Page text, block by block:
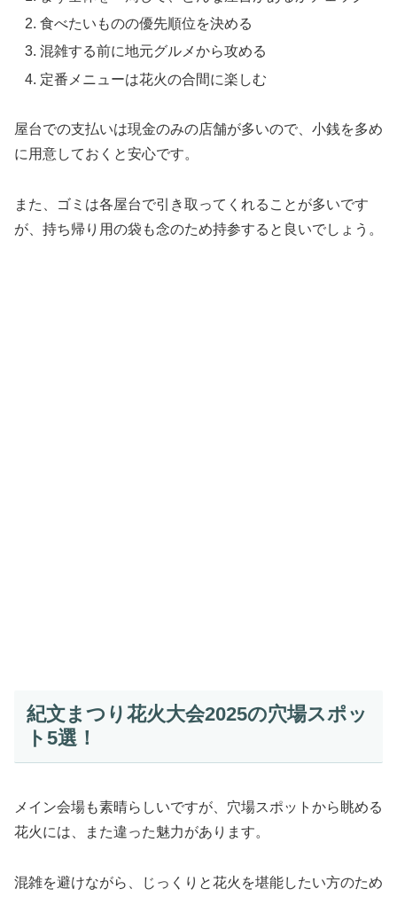
食べたいものの優先順位を決める
混雑する前に地元グルメから攻める
定番メニューは花火の合間に楽しむ
屋台での支払いは現金のみの店舗が多いので、小銭を多め
に用意しておくと安心です。
また、ゴミは各屋台で引き取ってくれることが多いです
が、持ち帰り用の袋も念のため持参すると良いでしょう。
紀文まつり花火大会2025の穴場スポッ
ト5選！
メイン会場も素晴らしいですが、穴場スポットから眺める
花火には、また違った魅力があります。
混雑を避けながら、じっくりと花火を堪能したい方のため